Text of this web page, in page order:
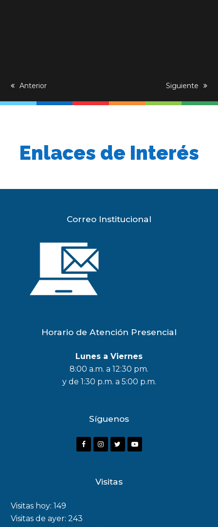
previous
Anterior
next
Siguiente
Enlaces de Interés
Correo Institucional
Horario de Atención Presencial
Lunes a Viernes
8:00 a.m. a 12:30 pm.
y de 1:30 p.m. a 5:00 p.m.
Síguenos
F
I
Y
Visitas
Visitas hoy:149
Visitas de ayer:243